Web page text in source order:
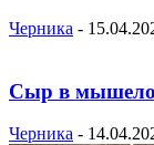
Черника -
Сыр в
Черника -